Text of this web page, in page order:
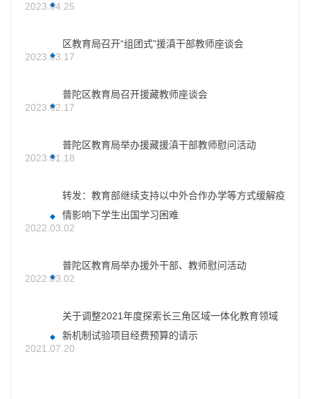
2023.04.25
区教育局召开“组团式”援滇干部教师座谈会
2023.03.17
普陀区教育局召开援藏教师座谈会
2023.02.17
普陀区教育局举办援藏援滇干部教师慰问活动
2023.01.18
转发：教育部继续支持以中外合作办学等方式缓解疫
情影响下学生出国学习困难
2022.03.02
普陀区教育局举办援外干部、教师慰问活动
2022.03.02
关于调整2021年度探索长三角区域一体化教育领域
新机制试验项目经费预算的请示
2021.07.20